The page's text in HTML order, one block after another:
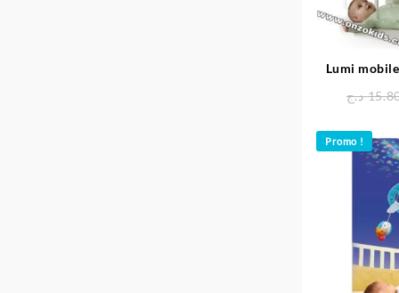
Lumi
د.ج
Promo !